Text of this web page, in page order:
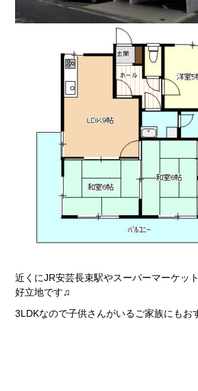
近くにJR安芸長束駅やスーパーマーケッ
好立地です♫
3LDKなので子供さんがいるご家族にもお